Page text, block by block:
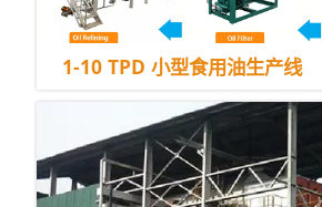
1-10 TPD 小型食用油生产线